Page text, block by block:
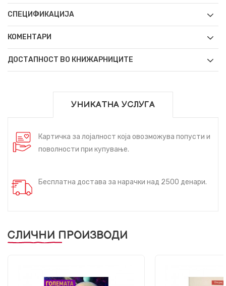
СПЕЦИФИКАЦИЈА
КОМЕНТАРИ
ДОСТАПНОСТ ВО КНИЖАРНИЦИТЕ
УНИКАТНА УСЛУГА
Картичка за лојалност која овозможува попусти и
поволности при купување.
Бесплатна достава за нарачки над 2500 денари.
СЛИЧНИ ПРОИЗВОДИ